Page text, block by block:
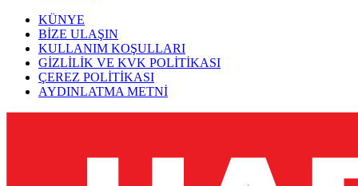
KÜNYE
BİZE ULAŞIN
KULLANIM KOŞULLARI
GİZLİLİK VE KVK POLİTİKASI
ÇEREZ POLİTİKASI
AYDINLATMA METNİ